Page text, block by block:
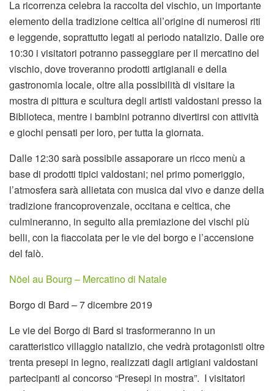
La ricorrenza celebra la raccolta del vischio, un importante
elemento della tradizione celtica all’origine di numerosi riti
e leggende, soprattutto legati al periodo natalizio. Dalle ore
10:30 i visitatori potranno passeggiare per il mercatino del
vischio, dove troveranno prodotti artigianali e della
gastronomia locale, oltre alla possibilità di visitare la
mostra di pittura e scultura degli artisti valdostani presso la
Biblioteca, mentre i bambini potranno divertirsi con attività
e giochi pensati per loro, per tutta la giornata.
Dalle 12:30 sarà possibile assaporare un ricco menù a
base di prodotti tipici valdostani; nel primo pomeriggio,
l’atmosfera sarà allietata con musica dal vivo e danze della
tradizione francoprovenzale, occitana e celtica, che
culmineranno, in seguito alla premiazione dei vischi più
belli, con la fiaccolata per le vie del borgo e l’accensione
del falò.
Nöel au Bourg – Mercatino di Natale
Borgo di Bard – 7 dicembre 2019
Le vie del Borgo di Bard si trasformeranno in un
caratteristico villaggio natalizio, che vedrà protagonisti oltre
trenta presepi in legno, realizzati dagli artigiani valdostani
partecipanti al concorso “Presepi in mostra”. I visitatori